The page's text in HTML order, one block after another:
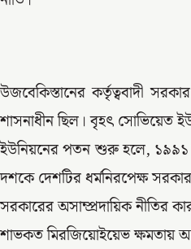
উজবেকিস্তানের কর্তৃত্ববাদী
শাসনাধীন ছিল। বৃহৎ সোভিয়েত
ইউনিয়নের পতন শুরু হলে, ১৯৯১
দশকে দেশটির ধর্মনিরপেক্ষ
সরকারের অসাম্প্রদায়িক নীতির
শাভকত মিরজিয়োইয়েভ ক্ষমতায়